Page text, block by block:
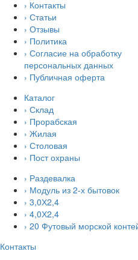
› Контакты
› Статьи
› Отзывы
› Политика
› Согласие на обработку
персональных данных
› Публичная оферта
Каталог
› Склад
› Прорабская
› Жилая
› Столовая
› Пост охраны
› Раздевалка
› Модуль из 2-х бытовок
› 3,0Х2,4
› 4,0Х2,4
› 20 Футовый морской
Контакты